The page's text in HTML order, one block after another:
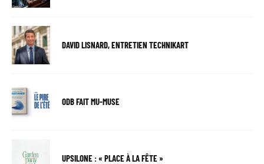
DAVID LISNARD, ENTRETIEN TECHNIKART
ODB FAIT MU-MUSE
UPSILONE : « PLACE À LA FÊTE »